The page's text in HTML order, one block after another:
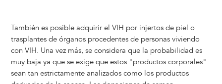
También es posible adquirir el VIH por injertos de piel o
trasplantes de órganos procedentes de personas viviendo
con VIH. Una vez más, se considera que la probabilidad es
muy baja ya que se exige que estos "productos corporales"
sean tan estrictamente analizados como los productos